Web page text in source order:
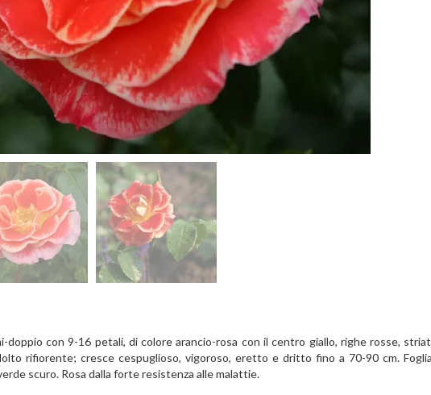
doppio con 9-16 petali, di colore arancio-rosa con il centro giallo, righe rosse,
rifiorente; cresce cespuglioso, vigoroso, eretto e dritto fino a 70-90 cm.
scuro. Rosa dalla forte resistenza alle malattie.